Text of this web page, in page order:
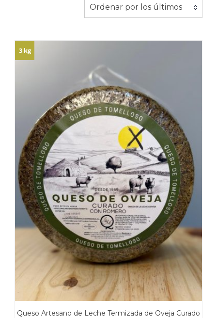
últimos
Ordenar por los últimos
3 kg
Queso Artesano de Leche Termizada de Oveja Curado